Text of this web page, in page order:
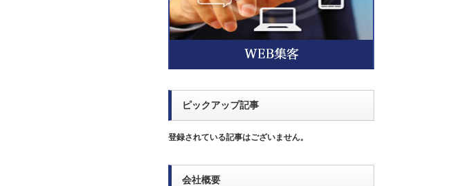
ピックアップ記事
登録されている記事はございません。
会社概要